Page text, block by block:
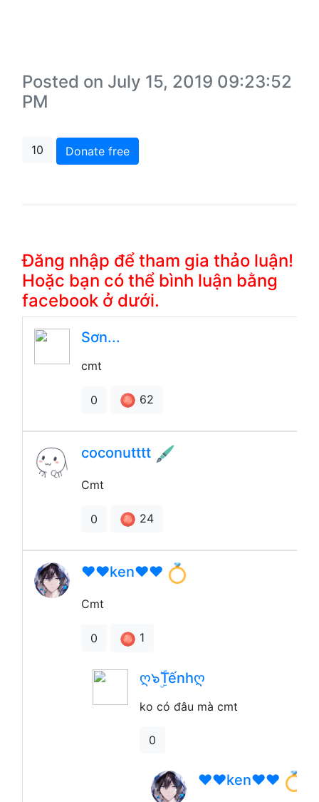
Posted on July 15, 2019 09:23:52
PM
10 Donate free
Đăng nhập để tham gia thảo luận!
Hoặc bạn có thể bình luận bằng
facebook ở dưới.
Sơn...
cmt
0 62
coconutttt
Cmt
0 24
❤️❤️ken❤️❤️
Cmt
0 1
ღ๖ۣۜTếnhღ
ko có đâu mà cmt
0
❤️❤️ken❤️❤️